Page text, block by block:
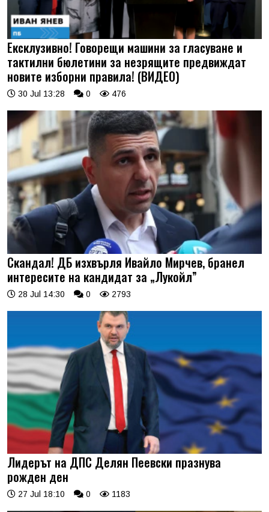
Ексклузивно! Говорещи машини за гласуване и
тактилни бюлетини за незрящите предвиждат
новите изборни правила! (ВИДЕО)
30 Jul 13:28 0 476
Скандал! ДБ изхвърля Ивайло Мирчев, бранел
интересите на кандидат за „Лукойл”
28 Jul 14:30 0 2793
Лидерът на ДПС Делян Пеевски празнува
рожден ден
27 Jul 18:10 0 1183